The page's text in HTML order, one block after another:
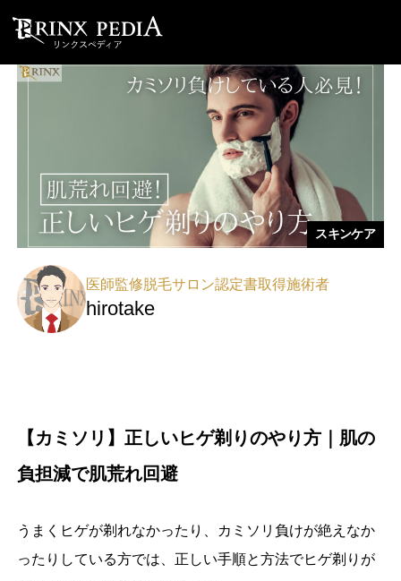
スキンケア
医師監修脱毛サロン認定書取得施術者
hirotake
【カミソリ】正しいヒゲ剃りのやり方｜肌の
負担減で肌荒れ回避
うまくヒゲが剃れなかったり、カミソリ負けが絶えなか
ったりしている方では、正しい手順と方法でヒゲ剃りが